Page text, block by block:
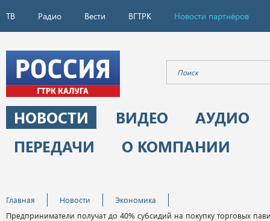
ТВ Радио Вести ВГТРК Новости партнёров
НОВОСТИ ВИДЕО
АУДИО
ПЕРЕДАЧИ
О КОМПАНИИ
Главная Новости
Экономика
Предприниматели получат до 40% субсидий на покупку торговых